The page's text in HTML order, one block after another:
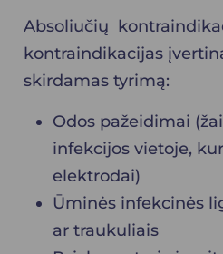
Absoliučių
kontraindikacijas
skirdamas tyrimą:
Odos pažeidimai
infekcijos vietoje,
elektrodai)
Ūminės infekcinės
ar traukuliais